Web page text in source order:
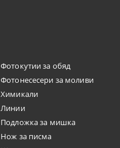
Фотокутии за обяд
Фотонесесери за моливи
Химикали
Линии
Подложка за мишка
Нож за писма